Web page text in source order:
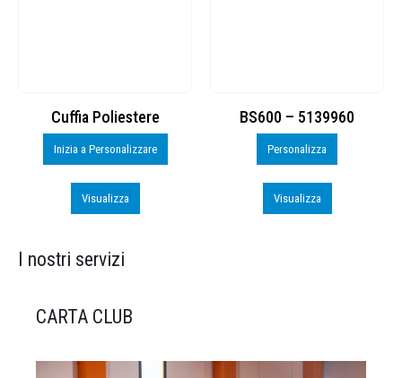
Cuffia Poliestere
Inizia a Personalizzare
Visualizza
BS600 – 5139960
Personalizza
Visualizza
I nostri servizi
CARTA CLUB